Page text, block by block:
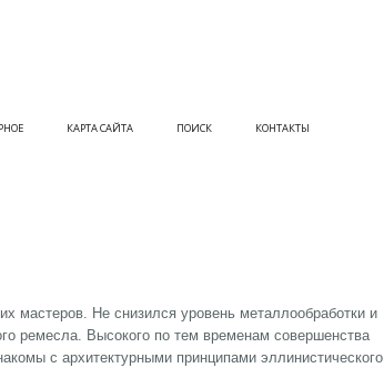
КАРТА САЙТА ПОИСК КОНТАКТЫ
мастеров. Не снизился уровень металлообработки и
ремесла. Высокого по тем временам совершенства
с архитектурными принципами эллинистического